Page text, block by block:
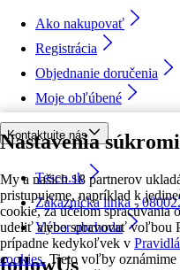
Nastavenia
My a našich 18 partnerov
pristupujeme, napríklad k
cookie, za účelom spracúvania
udeliť alebo spravovať voľbou
prípadne kedykoľvek v
cookies. Tieto voľby oznámime
Ako nakupovať
Registrácia
Objednanie doručenia
Moje obľúbené
Kontaktujte nás
Tesco.sk
Zákaznícka linka -
Výber obchodu
followUs